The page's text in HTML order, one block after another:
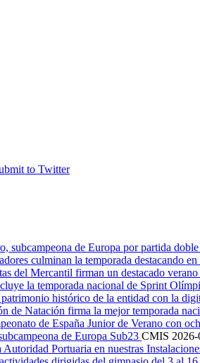
subcampeona de Europa por partida
culminan la temporada destacando
del Mercantil firman un destacado
la temporada nacional de Sprint
patrimonio histórico de la entidad con la
de Natación firma la mejor temporada
de España Junior de Verano con
de Europa Sub23 CMIS
Autoridad Portuaria en nuestras